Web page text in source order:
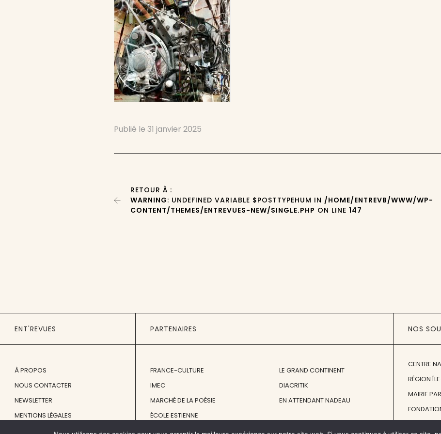
Publié le31 janvier 2025
RETOUR À :
WARNING: UNDEFINED VARIABLE $POSTTYPEHUM IN /HOME/ENTREVB/WWW/WP-
CONTENT/THEMES/ENTREVUES-NEW/SINGLE.PHP ON LINE147
ENT'REVUES
À PROPOS
NOUS CONTACTER
NEWSLETTER
MENTIONS LÉGALES
PARTENAIRES
FRANCE-CULTURE
IMEC
MARCHÉ DE LA POÉSIE
ÉCOLE ESTIENNE
LE GRAND CONTINENT
DIACRITIK
EN ATTENDANT NADEAU
NOS
CENTRE
RÉGION
MAIRIE